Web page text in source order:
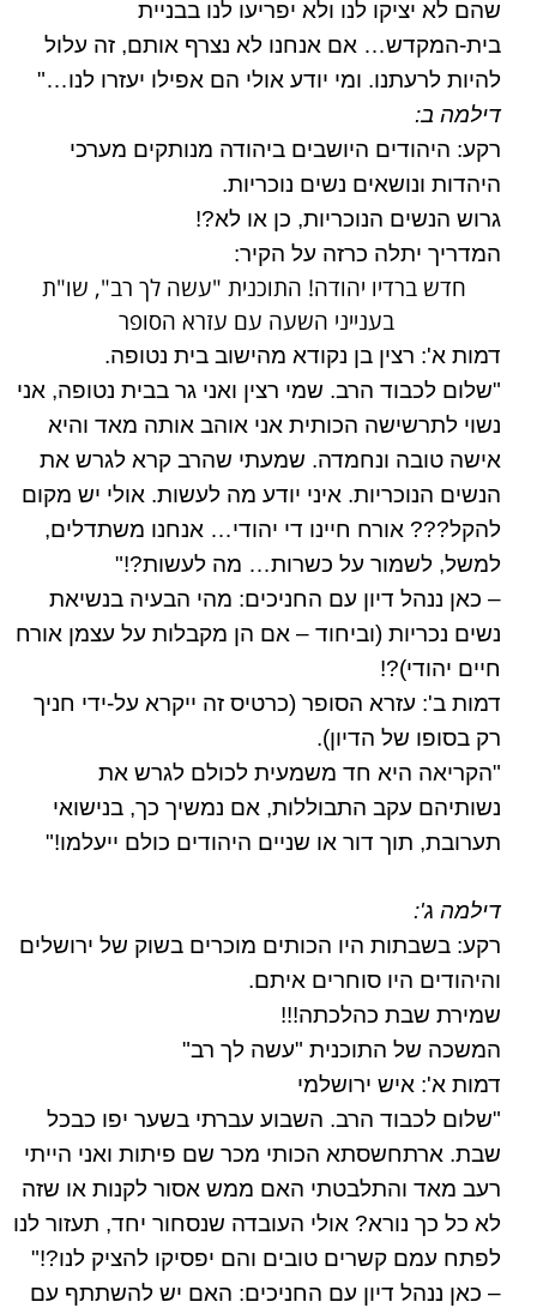
שהם לא יציקו לנו ולא יפריעו לנו בבניית
בית-המקדש… אם אנחנו לא נצרף אותם, זה עלול
להיות לרעתנו. ומי יודע אולי הם אפילו יעזרו לנו…"
דילמה ב:
רקע: היהודים היושבים ביהודה מנותקים מערכי
היהדות ונושאים נשים נוכריות.
גרוש הנשים הנוכריות, כן או לא?!
המדריך יתלה כרזה על הקיר:
חדש ברדיו יהודה! התוכנית "עשה לך רב", שו"ת
בענייני השעה עם עזרא הסופר
דמות א': רצין בן נקודא מהישוב בית נטופה.
"שלום לכבוד הרב. שמי רצין ואני גר בבית נטופה, אני
נשוי לתרשישה הכותית אני אוהב אותה מאד והיא
אישה טובה ונחמדה. שמעתי שהרב קרא לגרש את
הנשים הנוכריות. איני יודע מה לעשות. אולי יש מקום
להקל??? אורח חיינו די יהודי… אנחנו משתדלים,
למשל, לשמור על כשרות… מה לעשות?!"
– כאן ננהל דיון עם החניכים: מהי הבעיה בנשיאת
נשים נכריות (וביחוד – אם הן מקבלות על עצמן אורח
חיים יהודי)?!
דמות ב': עזרא הסופר (כרטיס זה ייקרא על-ידי חניך
רק בסופו של הדיון).
"הקריאה היא חד משמעית לכולם לגרש את
נשותיהם עקב התבוללות, אם נמשיך כך, בנישואי
תערובת, תוך דור או שניים היהודים כולם ייעלמו!"
דילמה ג':
רקע: בשבתות היו הכותים מוכרים בשוק של ירושלים
והיהודים היו סוחרים איתם.
שמירת שבת כהלכתה!!!
המשכה של התוכנית "עשה לך רב"
דמות א': איש ירושלמי
"שלום לכבוד הרב. השבוע עברתי בשער יפו כבכל
שבת. ארתחשסתא הכותי מכר שם פיתות ואני הייתי
רעב מאד והתלבטתי האם ממש אסור לקנות או שזה
לא כל כך נורא? אולי העובדה שנסחור יחד, תעזור לנו
לפתח עמם קשרים טובים והם יפסיקו להציק לנו?!"
– כאן ננהל דיון עם החניכים: האם יש להשתתף עם